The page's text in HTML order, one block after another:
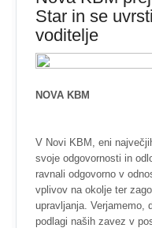
Star in se
voditelje
NOVA KBM
V Novi KBM, eni
svoje odgovornosti in
ravnali odgovorno v
vplivov na okolje ter
upravljanja. Verjamemo,
podlagi naših zavez v